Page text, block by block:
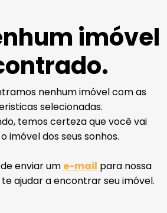
imóvel
nenhum imóvel com as
selecionadas.
temos certeza que você vai
imóvel dos seus sonhos.
enviar um e-mail para nossa
ajudar a encontrar seu imóvel.